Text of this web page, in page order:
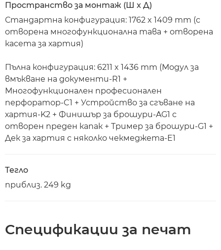
Пространство за монтаж (Ш x Д)
Стандартна конфигурация: 1762 x 1409 mm (с
отворена многофункционална тава + отворена
касета за хартия)
Пълна конфигурация: 6211 x 1436 mm (Модул за
вмъкване на документи-R1 +
Многофункционален професионален
перфоратор-C1 + Устройство за сгъване на
хартия-K2 + Финишър за брошури-AG1 с
отворен преден капак + Тример за брошури-G1 +
Дек за хартия с няколко чекмеджета-E1
Тегло
приблиз. 249 kg
Спецификации за печат